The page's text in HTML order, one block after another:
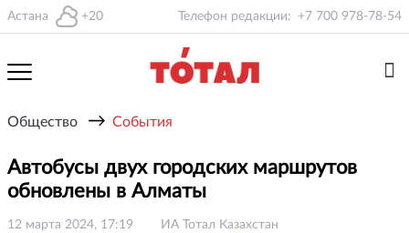
Астана +20 Телефон редакции: +7 700 978-78-54
Общество → События
Автобусы двух городских маршрутов
обновлены в Алматы
12 марта 2024, 17:19 ИА Тотал Казахстан